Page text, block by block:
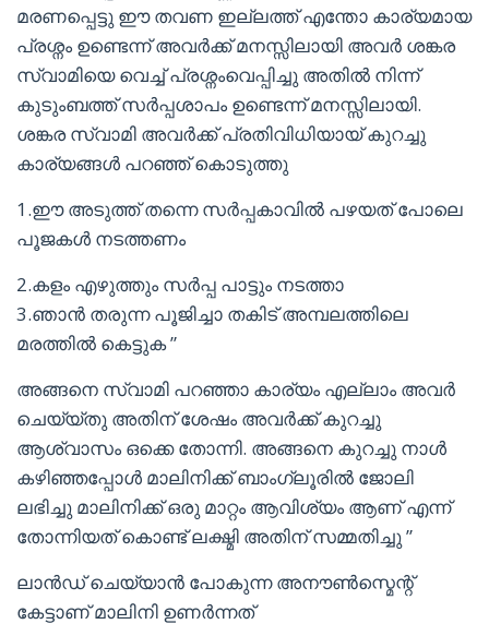
മരണപ്പെട്ടു ഈ തവണ ഇല്ലത്ത് എന്തോ കാര്യമായ
പ്രശ്നം ഉണ്ടെന്ന് അവർക്ക് മനസ്സിലായി അവർ ശങ്കര
സ്വാമിയെ വെച്ച് പ്രശ്നംവെപ്പിച്ചു അതിൽ നിന്ന്
കുടുംബത്ത് സർപ്പശാപം ഉണ്ടെന്ന് മനസ്സിലായി.
ശങ്കര സ്വാമി അവർക്ക് പ്രതിവിധിയായ് കുറച്ചു
കാര്യങ്ങൾ പറഞ്ഞ് കൊടുത്തു
1.ഈ അടുത്ത് തന്നെ സർപ്പകാവിൽ പഴയത് പോലെ
പൂജകൾ നടത്തണം
2.കളം എഴുത്തും സർപ്പ പാട്ടും നടത്താ
3.ഞാൻ തരുന്ന പൂജിച്ചാ തകിട് അമ്പലത്തിലെ
മരത്തിൽ കെട്ടുക ”
അങ്ങനെ സ്വാമി പറഞ്ഞാ കാര്യം എല്ലാം അവർ
ചെയ്യ്തു അതിന് ശേഷം അവർക്ക് കുറച്ചു
ആശ്വാസം ഒക്കെ തോന്നി. അങ്ങനെ കുറച്ചു നാൾ
കഴിഞ്ഞപ്പോൾ മാലിനിക്ക് ബാംഗ്ലൂരിൽ ജോലി
ലഭിച്ചു മാലിനിക്ക് ഒരു മാറ്റം ആവിശ്യം ആണ് എന്ന്
തോന്നിയത് കൊണ്ട് ലക്ഷ്മി അതിന് സമ്മതിച്ചു ”
ലാൻഡ് ചെയ്യാൻ പോകുന്ന അനൗൺസ്മെന്റ്
കേട്ടാണ് മാലിനി ഉണർന്നത്